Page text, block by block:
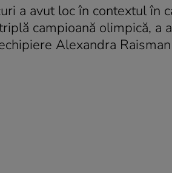
a avut loc în contextul în
campioană olimpică,
Alexandra